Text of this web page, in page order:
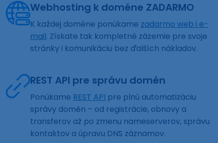
Webhosting k doméne ZADARMO
K každej doméne ponúkame zadarmo web i e-
mail. Získate tak kompletné zázemie pre svoje
stránky i komunikáciu bez ďalších nákladov.
REST API pre správu domén
Ponúkame REST API pre plnú automatizáciu
správy domén – od registrácie, obnovy a
transferov až po zmenu nameserverov, správu
kontaktov a úpravu DNS záznamov.